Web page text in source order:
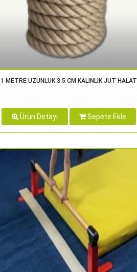
1 METRE UZUNLUK 3.5 CM KALINLIK JUT HALAT
Ürün Detayı Sepete Ekle